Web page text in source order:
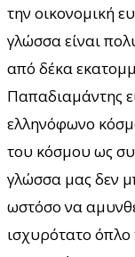
την οικονομική
γλώσσα είναι
από δέκα
Παπαδιαμάντης
ελληνόφωνο
του κόσμου ως
γλώσσα μας δεν
ωστόσο να
ισχυρότατο όπλο